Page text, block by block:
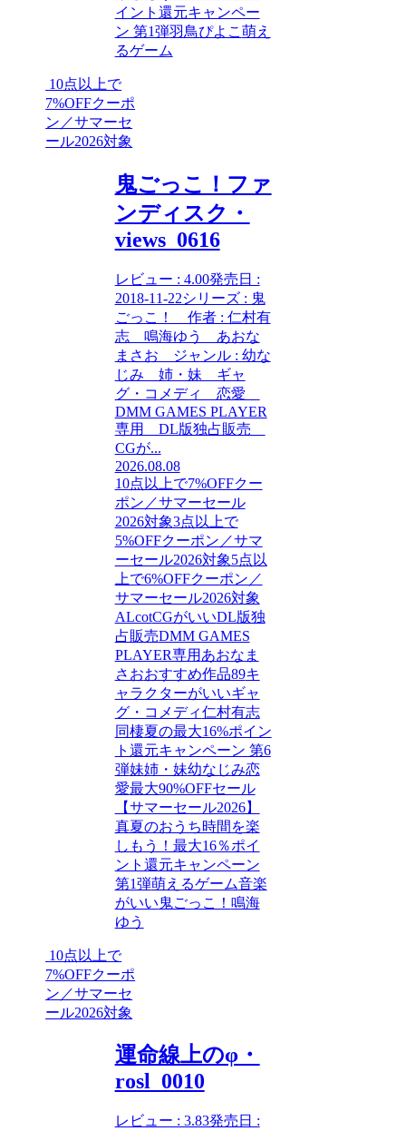
イント還元キャンペー
ン 第1弾羽鳥ぴよこ 萌え
るゲーム
10点以上で
7%OFFクーポ
ン／サマーセ
ール2026対象
鬼ごっこ！ファ
ンディスク・
views_0616
レビュー : 4.00発売日 :
2018-11-22シリーズ : 鬼
ごっこ！ 作者 : 仁村有
志 鳴海ゆう あおな
まさお ジャンル : 幼な
じみ 姉・妹 ギャ
グ・コメディ 恋愛
DMM GAMES PLAYER
専用 DL版独占販売
CGが...
2026.08.08
10点以上で7%OFFクー
ポン／サマーセール
2026対象3点以上で
5%OFFクーポン／サマ
ーセール2026対象5点以
上で6%OFFクーポン／
サマーセール2026対象
ALcotCGがいいDL版独
占販売DMM GAMES
PLAYER専用 あおなま
さおおすすめ作品89キ
ャラクターがいいギャ
グ・コメディ仁村有志
同棲夏の最大16%ポイン
ト還元キャンペーン 第6
弾妹姉・妹幼なじみ恋
愛最大90%OFFセール
【サマーセール2026】
真夏のおうち時間を楽
しもう！最大16％ポイ
ント還元キャンペーン
第1弾萌えるゲーム音楽
がいい鬼ごっこ！ 鳴海
ゆう
10点以上で
7%OFFクーポ
ン／サマーセ
ール2026対象
運命線上のφ・
rosl_0010
レビュー : 3.83発売日 :